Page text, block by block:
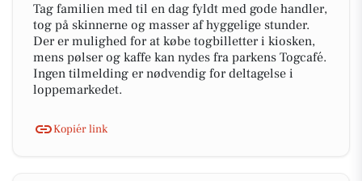
Tag familien med til en dag fyldt med gode handler,
tog på skinnerne og masser af hyggelige stunder.
Der er mulighed for at købe togbilletter i kiosken,
mens pølser og kaffe kan nydes fra parkens Togcafé.
Ingen tilmelding er nødvendig for deltagelse i
loppemarkedet.
Kopiér link